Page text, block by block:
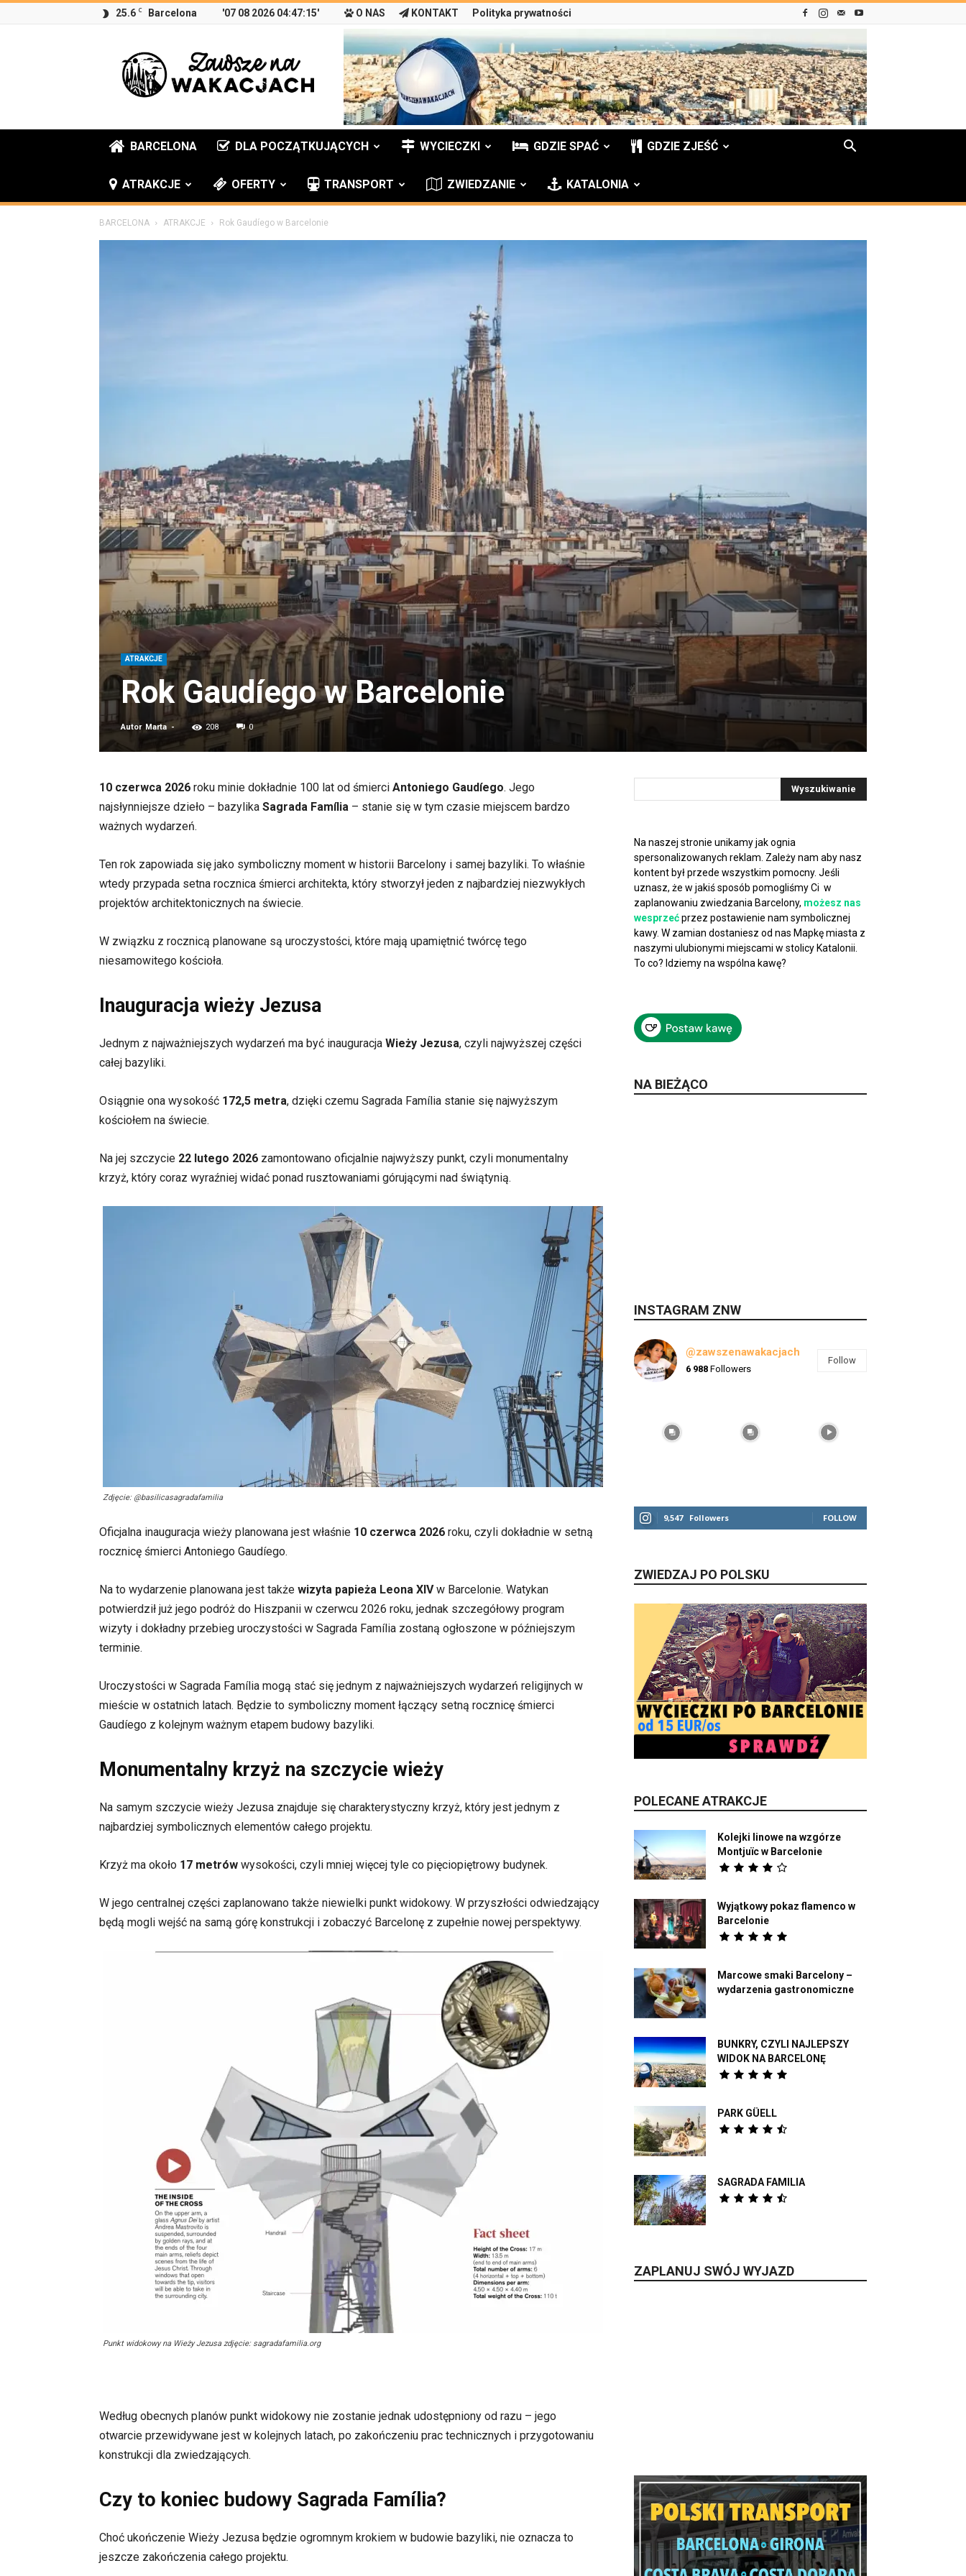
25.6 C Barcelona '07 08 2026 04:47:15' O NAS KONTAKT Polityka prywatności
Zawsze
na
wakacjach
BARCELONA DLA POCZĄTKUJĄCYCH WYCIECZKI GDZIE SPAĆ GDZIE ZJEŚĆ
ATRAKCJE OFERTY TRANSPORT ZWIEDZANIE KATALONIA
BARCELONA ATRAKCJE Rok Gaudíego w Barcelonie
ATRAKCJE
Rok Gaudíego w Barcelonie
Autor Marta - 208 0
10 czerwca 2026 roku minie dokładnie 100 lat od śmierci Antoniego Gaudíego. Jego
najsłynniejsze dzieło – bazylika Sagrada Família – stanie się w tym czasie miejscem bardzo
ważnych wydarzeń.
Ten rok zapowiada się jako symboliczny moment w historii Barcelony i samej bazyliki. To właśnie
wtedy przypada setna rocznica śmierci architekta, który stworzył jeden z najbardziej niezwykłych
projektów architektonicznych na świecie.
W związku z rocznicą planowane są uroczystości, które mają upamiętnić twórcę tego
niesamowitego kościoła.
Inauguracja wieży Jezusa
Jednym z najważniejszych wydarzeń ma być inauguracja Wieży Jezusa, czyli najwyższej części
całej bazyliki.
Osiągnie ona wysokość 172,5 metra, dzięki czemu Sagrada Família stanie się najwyższym
kościołem na świecie.
Na jej szczycie 22 lutego 2026 zamontowano oficjalnie najwyższy punkt, czyli monumentalny
krzyż, który coraz wyraźniej widać ponad rusztowaniami górującymi nad świątynią.
Zdjęcie: @basilicasagradafamilia
Oficjalna inauguracja wieży planowana jest właśnie 10 czerwca 2026 roku, czyli dokładnie w setną
rocznicę śmierci Antoniego Gaudíego.
Na to wydarzenie planowana jest także wizyta papieża Leona XIVw Barcelonie. Watykan
potwierdził już jego podróż do Hiszpanii w czerwcu 2026 roku, jednak szczegółowy program
wizyty i dokładny przebieg uroczystości w Sagrada Família zostaną ogłoszone w późniejszym
terminie.
Uroczystości w Sagrada Família mogą stać się jednym z najważniejszych wydarzeń religijnych w
mieście w ostatnich latach. Będzie to symboliczny moment łączący setną rocznicę śmierci
Gaudíego z kolejnym ważnym etapem budowy bazyliki.
Monumentalny krzyż na szczycie wieży
Na samym szczycie wieży Jezusa znajduje się charakterystyczny krzyż, który jest jednym z
najbardziej symbolicznych elementów całego projektu.
Krzyż ma około 17 metrów wysokości, czyli mniej więcej tyle co pięciopiętrowy budynek.
W jego centralnej części zaplanowano także niewielki punkt widokowy. W przyszłości odwiedzający
będą mogli wejść na samą górę konstrukcji i zobaczyć Barcelonę z zupełnie nowej perspektywy.
Punkt widokowy na Wieży Jezusa zdjęcie: sagradafamilia.org
Według obecnych planów punkt widokowy nie zostanie jednak udostępniony od razu – jego
otwarcie przewidywane jest w kolejnych latach, po zakończeniu prac technicznych i przygotowaniu
konstrukcji dla zwiedzających.
Czy to koniec budowy Sagrada Família?
Choć ukończenie Wieży Jezusa będzie ogromnym krokiem w budowie bazyliki, nie oznacza to
jeszcze zakończenia całego projektu.
Na naszej stronie unikamy jak ognia
spersonalizowanych reklam. Zależy nam aby nasz
kontent był przede wszystkim pomocny. Jeśli
uznasz, że w jakiś sposób pomogliśmy Ci w
zaplanowaniu zwiedzania Barcelony, możesz nas
wesprzećprzez postawienie nam symbolicznej
kawy. W zamian dostaniesz od nas Mapkę miasta z
naszymi ulubionymi miejscami w stolicy Katalonii.
To co? Idziemy na wspólna kawę?
NA BIEŻĄCO
INSTAGRAM ZNW
@zawszenawakacjach
6 988 Followers
Follow
9,547 Followers FOLLOW
ZWIEDZAJ PO POLSKU
POLECANE ATRAKCJE
Kolejki linowe na wzgórze
Montjuïc w Barcelonie
Wyjątkowy pokaz flamenco w
Barcelonie
Marcowe smaki Barcelony –
wydarzenia gastronomiczne
BUNKRY, CZYLI NAJLEPSZY
WIDOK NA BARCELONĘ
PARK GÜELL
SAGRADA FAMILIA
ZAPLANUJ SWÓJ WYJAZD